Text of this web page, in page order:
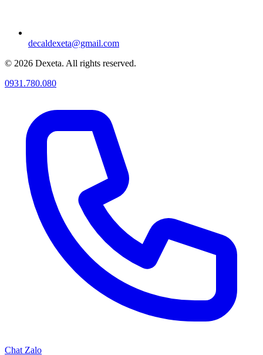
decaldexeta@gmail.com
© 2026 Dexeta. All rights reserved.
0931.780.080
Chat Zalo